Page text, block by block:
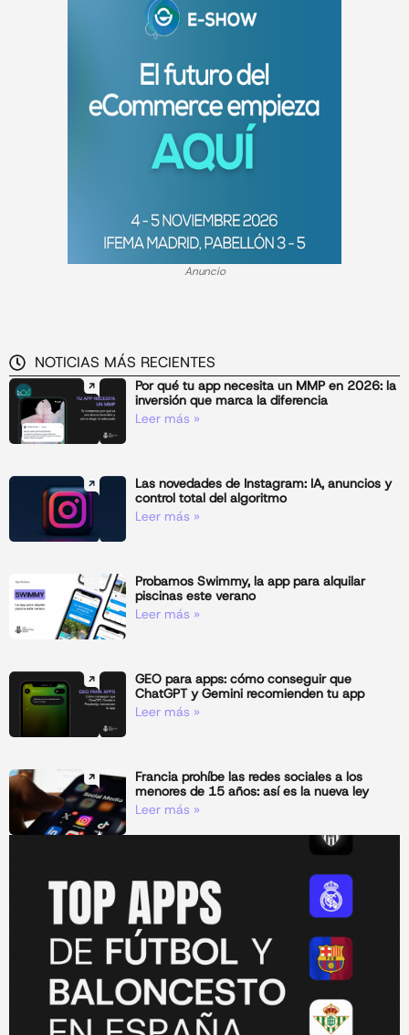
Anuncio
NOTICIAS MÁS RECIENTES
Por qué tu app necesita un MMP en 2026: la
inversión que marca la diferencia
Leer más »
Las novedades de Instagram: IA, anuncios y
control total del algoritmo
Leer más »
Probamos Swimmy, la app para alquilar
piscinas este verano
Leer más »
GEO para apps: cómo conseguir que
ChatGPT y Gemini recomienden tu app
Leer más »
Francia prohíbe las redes sociales a los
menores de 15 años: así es la nueva ley
Leer más »